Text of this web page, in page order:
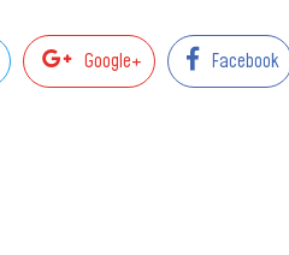
Google+ Facebook